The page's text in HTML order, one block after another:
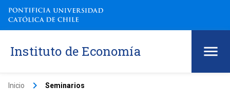
Instituto de Economía
Inicio keyboard_arrow_right Seminarios